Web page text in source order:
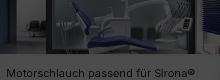
Motorschlauch passend für Sirona®